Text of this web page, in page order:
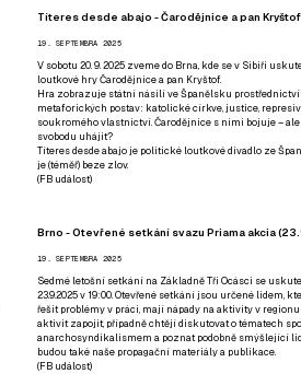
Títeres desde abajo - Čarodějnice a pan Kryštof
19. SEPTEMBRA 2025
V sobotu 20. 9. 2025 zveme do Brna, kde se v Sibiři
loutkové hry Čarodějnice a pan Kryštof.
Hra zobrazuje státní násilí ve Španělsku
metaforických postav: katolické církve, justice,
soukromého vlastnictví. Čarodějnice s nimi bojuje – ale
svobodu uhájit?
Títeres desde abajo je politické loutkové divadlo ze
je (téměř) beze zlov.
(FB událost)
Brno - Otevřené setkání svazu Priama akcia
19. SEPTEMBRA 2025
Sedmé letošní setkání na Základně Tři Ocásci se
23.9.2025 v 19:00. Otevřené setkání jsou určené lidem,
řešit problémy v práci, mají nápady na aktivity v
aktivit zapojit, případně chtějí diskutovat o tématech
anarchosyndikalismem a poznat podobně smýšlející
budou také naše propagační materiály a publikace.
(FB událost)